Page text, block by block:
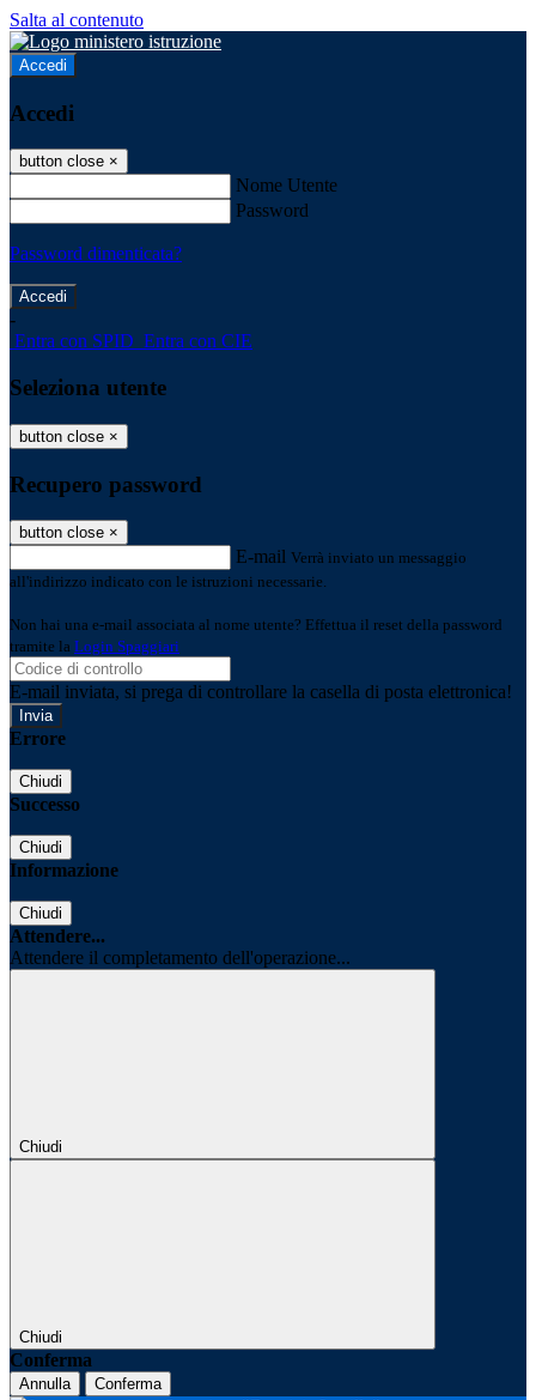
Salta al contenuto
Accedi
Accedi
button close ×
Nome Utente
Password
Password dimenticata?
-
Entra con SPID Entra con CIE
Seleziona utente
button close ×
Recupero password
button close ×
E-mail Verrà inviato un messaggio
all'indirizzo indicato con le istruzioni necessarie.
Non hai una e-mail associata al nome utente? Effettua il reset della password
tramite la Login Spaggiari
E-mail inviata, si prega di controllare la casella di posta elettronica!
Errore
Chiudi
Successo
Chiudi
Informazione
Chiudi
Attendere...
Attendere il completamento dell'operazione...
Chiudi
Chiudi
Conferma
Annulla Conferma